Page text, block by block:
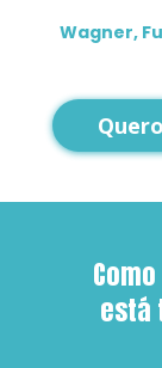
Wagner,
está